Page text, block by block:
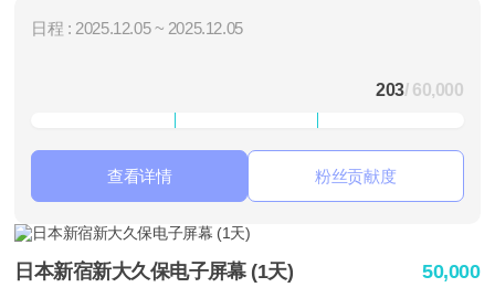
日程 : 2025.12.05 ~ 2025.12.05
203/ 60,000
查看详情 粉丝贡献度
日本新宿新大久保电子屏幕 (1天) 50,000